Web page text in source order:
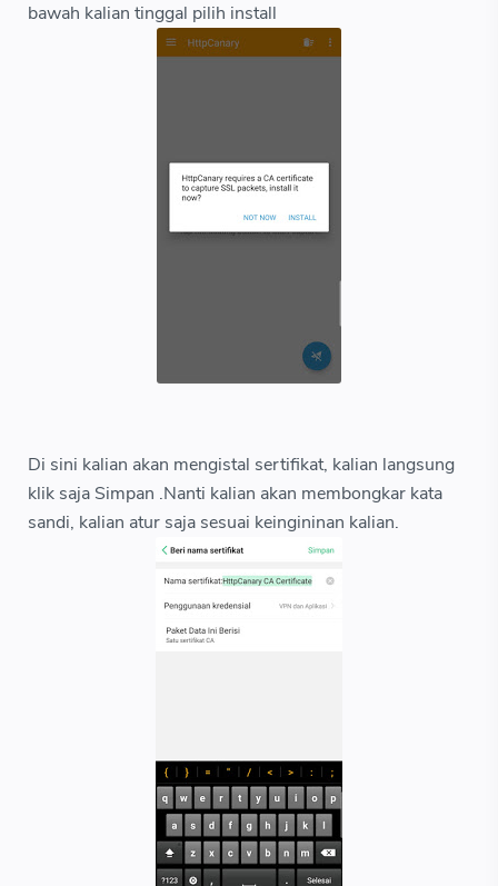
bawah kalian tinggal pilih install
Di sini kalian akan mengistal sertifikat, kalian langsung
klik saja Simpan .Nanti kalian akan membongkar kata
sandi, kalian atur saja sesuai keingininan kalian.